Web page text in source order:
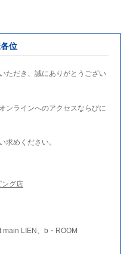
位
ただき、誠にありがとうござい
ンラインへのアクセスならびに
求めください。
ング店
LIEN、b・ROOM